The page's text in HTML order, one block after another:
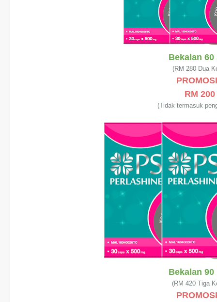
Bekalan 60
(RM 280 Dua
RM 200
(Tidak termasuk
Bekalan 90
(RM 420 Tiga